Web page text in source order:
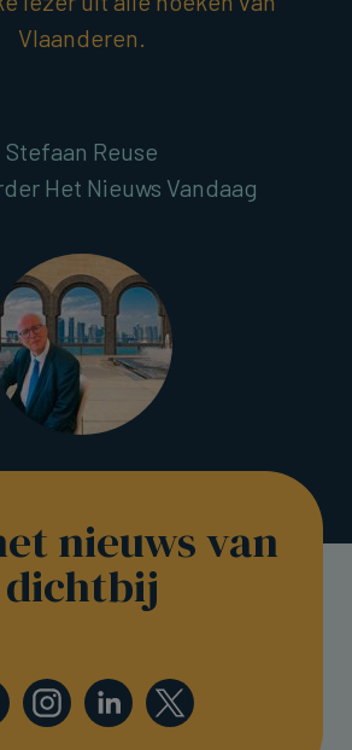
Vlaanderen.
Stefaan Reuse
Het Nieuws Vandaag
nieuws van
dichtbij